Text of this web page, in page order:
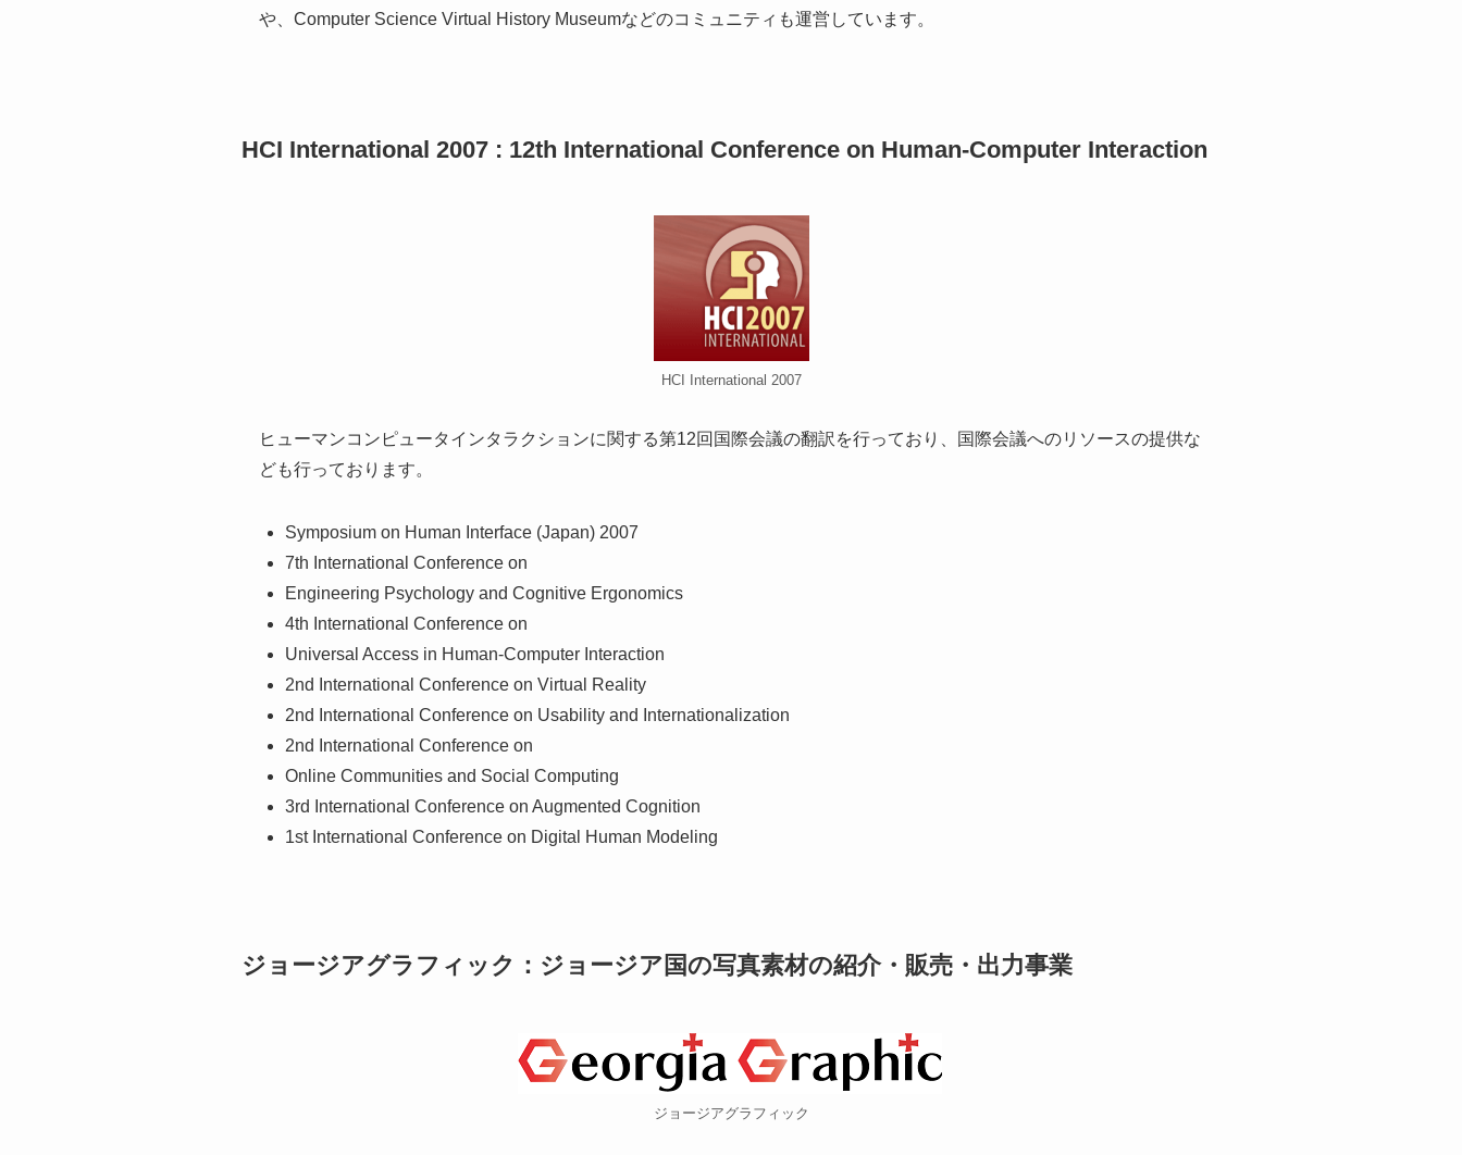
や、Computer Science Virtual History Museumなどのコミュニティも運営しています。
HCI International 2007 : 12th International Conference on Human-Computer Interaction
HCI International 2007
ヒューマンコンピュータインタラクションに関する第12回国際会議の翻訳を行っており、国際会議へのリソースの提供な
ども行っております。
Symposium on Human Interface (Japan) 2007
7th International Conference on
Engineering Psychology and Cognitive Ergonomics
4th International Conference on
Universal Access in Human-Computer Interaction
2nd International Conference on Virtual Reality
2nd International Conference on Usability and Internationalization
2nd International Conference on
Online Communities and Social Computing
3rd International Conference on Augmented Cognition
1st International Conference on Digital Human Modeling
ジョージアグラフィック：ジョージア国の写真素材の紹介・販売・出力事業
ジョージアグラフィック